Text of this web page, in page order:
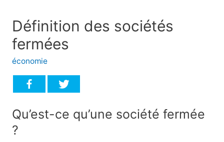
Définition des sociétés
fermées
économie
Qu’est-ce qu’une société fermée
?